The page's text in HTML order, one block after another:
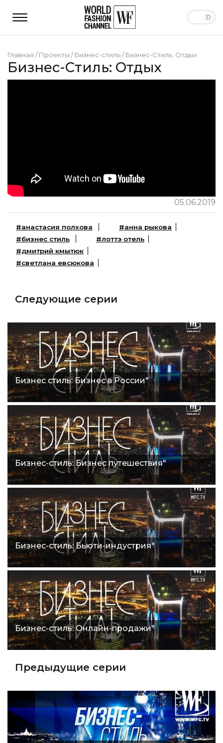
Главная /Проекты /Бизнес-стиль/Бизнес-Стиль: Отдых
Бизнес-Стиль: Отдых
05.06.2019
#анастасия полхова
#анна рыкова
#бизнес стиль
#лоттэ отель
#дмитрий кмытюк
#светлана евсюкова
Следующие серии
Бизнес стиль: Бизнес в России"
Бизнес-стиль: Бизнес путешествия"
Бизнес-стиль: Бьюти-индустрия"
Бизнес-стиль: Онлайн-продажи"
Предыдущие серии